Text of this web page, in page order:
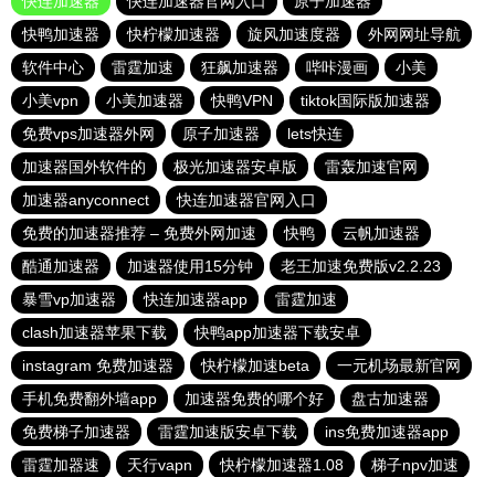
快鸭加速器
快柠檬加速器 旋风加速度器
外网网址导航
软件中心
雷霆加速 狂飙加速器 哔咔漫画
小美
小美vpn
小美加速器 快鸭VPN
tiktok国际版加速器
免费vps加速器外网
原子加速器
lets快连
加速器国外软件的
极光加速器安卓版
雷轰加速官网
加速器anyconnect
快连加速器官网入口
免费的加速器推荐 – 免费外网加速
快鸭
云帆加速器
酷通加速器
加速器使用15分钟
老王加速免费版v2.2.23
暴雪vp加速器
快连加速器app
雷霆加速
clash加速器苹果下载
快鸭app加速器下载安卓
instagram 免费加速器
快柠檬加速beta
一元机场最新官网
手机免费翻外墙app
加速器免费的哪个好
盘古加速器
免费梯子加速器
雷霆加速版安卓下载
ins免费加速器app
雷霆加器速
天行vapn 快柠檬加速器1.08 梯子npv加速